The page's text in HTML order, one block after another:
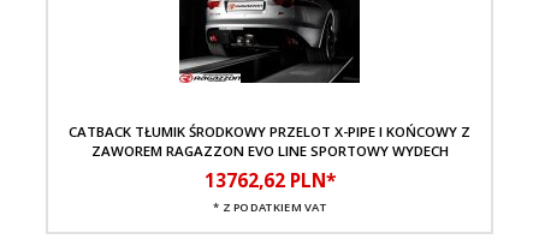
CATBACK TŁUMIK ŚRODKOWY PRZELOT X-PIPE I KOŃCOWY Z
ZAWOREM RAGAZZON EVO LINE SPORTOWY WYDECH
13762,62 PLN*
* Z PODATKIEM VAT